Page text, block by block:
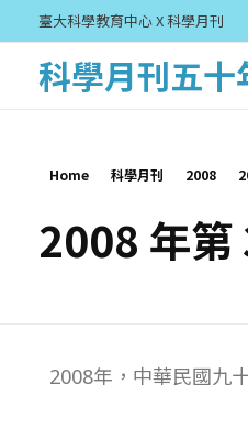
臺大科學教育中心 X 科學月刊
科學月刊五十
Home 科學月刊 2008
2008 年第
2
2008年，中華民國九